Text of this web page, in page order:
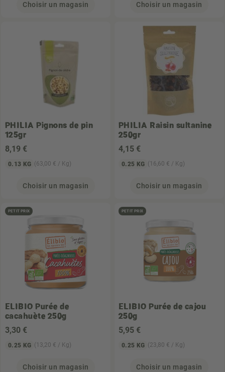
Choisir un magasin Choisir un magasin
PHILIA Pignons de pin
125gr
8,19 €
0.13 KG (63,00 € / Kg)
Choisir un magasin
PHILIA Raisin sultanine
250gr
4,15 €
0.25 KG (16,60 € / Kg)
Choisir un magasin
PETIT PRIX
ELIBIO Purée de
cacahuète 250g
3,30 €
0.25 KG (13,20 € / Kg)
Choisir un magasin
PETIT PRIX
ELIBIO Purée de cajou
250g
5,95 €
0.25 KG (23,80 € / Kg)
Choisir un magasin